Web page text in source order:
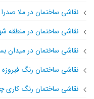
نقاشی ساختمان در ملا صدرا
نقاشی ساختمان در منطقه
نقاشی ساختمان در میدان
نقاشی ساختمان رنگ
نقاشی ساختمان رنگ کاری